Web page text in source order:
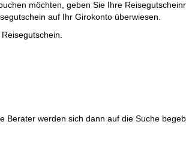
möchten, geben Sie Ihre
auf Ihr Girokonto überwiesen.
werden sich dann auf die Suche